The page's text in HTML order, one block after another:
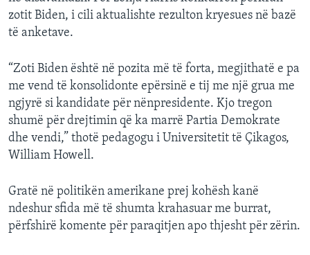
zotit Biden, i cili aktualishte rezulton kryesues në bazë
të anketave.
“Zoti Biden është në pozita më të forta, megjithatë e pa
me vend të konsolidonte epërsinë e tij me një grua me
ngjyrë si kandidate për nënpresidente. Kjo tregon
shumë për drejtimin që ka marrë Partia Demokrate
dhe vendi,” thotë pedagogu i Universitetit të Çikagos,
William Howell.
Gratë në politikën amerikane prej kohësh kanë
ndeshur sfida më të shumta krahasuar me burrat,
përfshirë komente për paraqitjen apo thjesht për zërin.